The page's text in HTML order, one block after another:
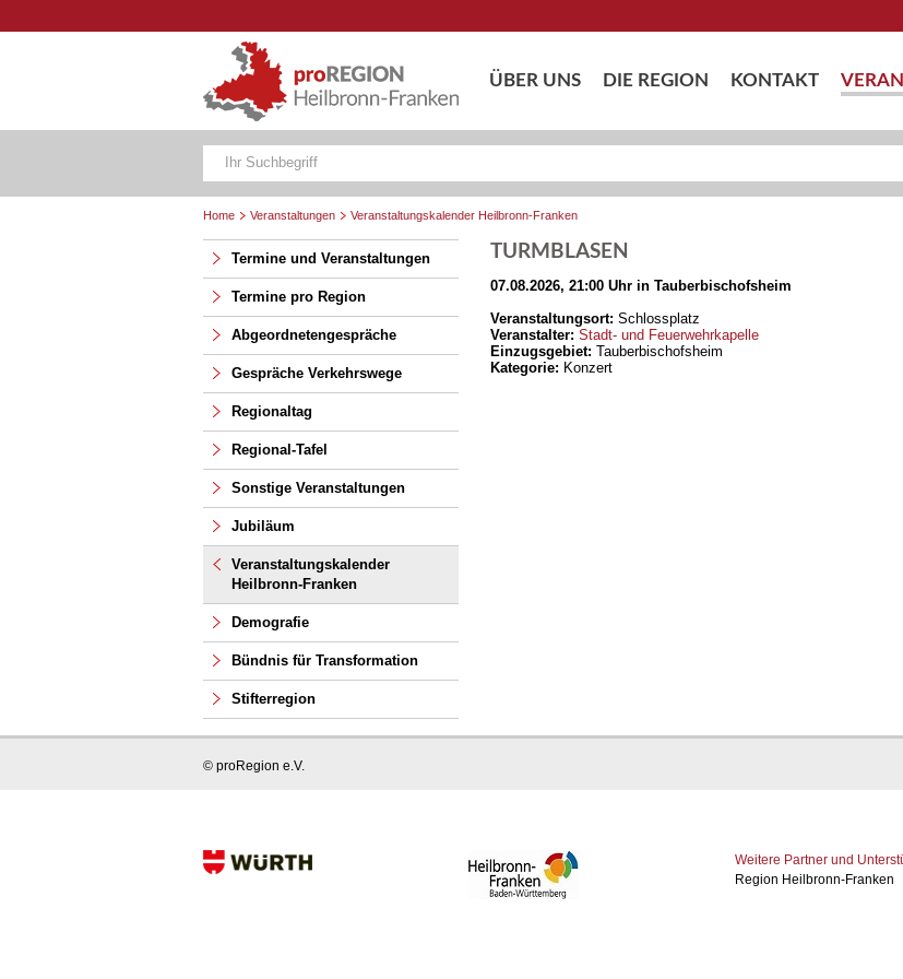
ÜBER UNS DIE REGION KONTAKT
Home Veranstaltungen Veranstaltungskalender Heilbronn-Franken
Termine und Veranstaltungen
Termine pro Region
Abgeordnetengespräche
Gespräche Verkehrswege
Regionaltag
Regional-Tafel
Sonstige Veranstaltungen
Jubiläum
Veranstaltungskalender
Heilbronn-Franken
Demografie
Bündnis für Transformation
Stifterregion
TURMBLASEN
07.08.2026, 21:00 Uhr in Tauberbischofsheim
Veranstaltungsort: Schlossplatz
Veranstalter: Stadt- und Feuerwehrkapelle
Einzugsgebiet: Tauberbischofsheim
Kategorie: Konzert
© proRegion e.V.
Weitere Partner und
Region Heilbronn-Franken